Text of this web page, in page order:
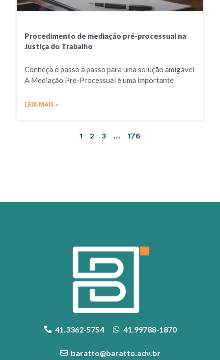
Procedimento de mediação pré-processual na
Justiça do Trabalho
Conheça o passo a passo para uma solução amigável
A Mediação Pré-Processual é uma importante
LEIA MAIS »
1 2 3 … 176
41.3362-5754 41.99788-1870
baratto@baratto.adv.br